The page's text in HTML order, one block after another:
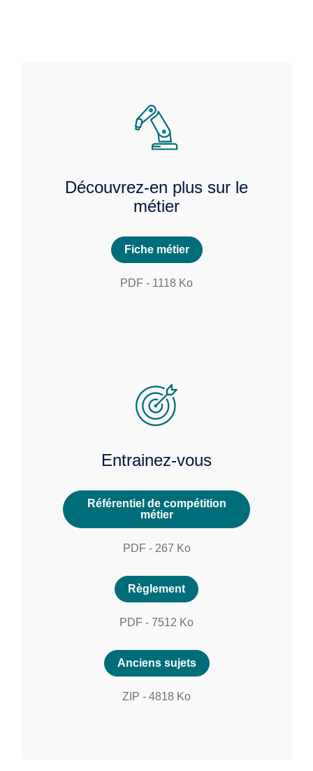
Découvrez-en plus sur le
métier
Fiche métier
PDF - 1118 Ko
Entrainez-vous
Référentiel de compétition
métier
PDF - 267 Ko
Règlement
PDF - 7512 Ko
Anciens sujets
ZIP - 4818 Ko